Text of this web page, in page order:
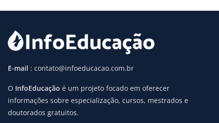
E-mail : contato@infoeducacao.com.br
O InfoEducação é um projeto focado em oferecer
informações sobre especialização, cursos, mestrados e
doutorados gratuitos.